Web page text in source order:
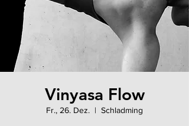
Vinyasa Flow
Fr., 26. Dez.
  |
Schladming